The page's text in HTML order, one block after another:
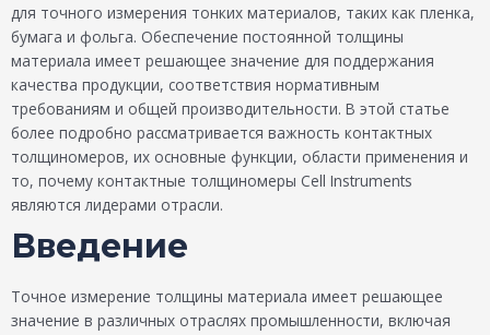
для точного измерения тонких материалов, таких как пленка,
бумага и фольга. Обеспечение постоянной толщины
материала имеет решающее значение для поддержания
качества продукции, соответствия нормативным
требованиям и общей производительности. В этой статье
более подробно рассматривается важность контактных
толщиномеров, их основные функции, области применения и
то, почему контактные толщиномеры Cell Instruments
являются лидерами отрасли.
Введение
Точное измерение толщины материала имеет решающее
значение в различных отраслях промышленности, включая